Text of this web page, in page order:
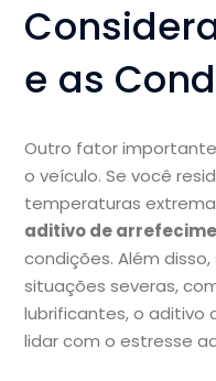
e as
Outro fator
o veículo. Se você
temperaturas
aditivo de
condições. Além
situações severas,
lubrificantes, o aditivo
lidar com o estresse